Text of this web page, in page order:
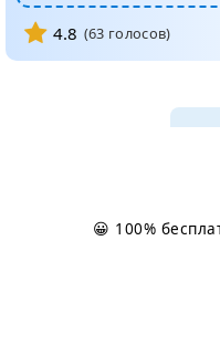
4.8 (63 голосов)
😀 100%